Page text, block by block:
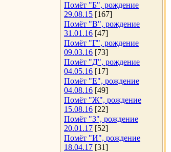
Помёт "Б", рождение
29.08.15 [167]
Помёт "В", рождение
31.01.16 [47]
Помёт "Г", рождение
09.03.16 [73]
Помёт "Д", рождение
04.05.16 [17]
Помёт "Е", рождение
04.08.16 [49]
Помёт "Ж", рождение
15.08.16 [22]
Помёт "З", рождение
20.01.17 [52]
Помёт "И", рождение
18.04.17 [31]